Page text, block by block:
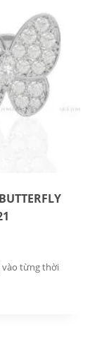
vào từng thời